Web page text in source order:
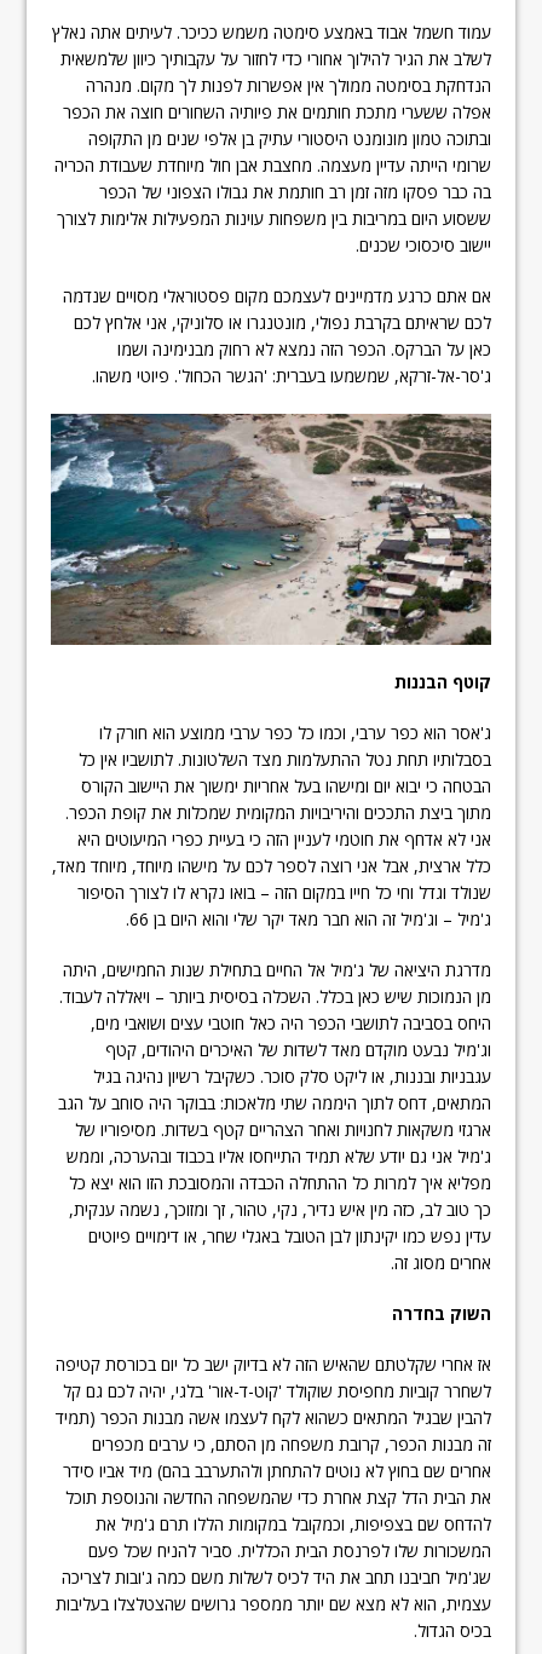
עמוד חשמל אבוד באמצע סימטה משמש ככיכר. לעיתים אתה נאלץ
לשלב את הגיר להילוך אחורי כדי לחזור על עקבותיך כיוון שלמשאית
הנדחקת בסימטה ממולך אין אפשרות לפנות לך מקום. מנהרה
אפלה ששערי מתכת חותמים את פיותיה השחורים חוצה את הכפר
ובתוכה טמון מונומנט היסטורי עתיק בן אלפי שנים מן התקופה
שרומי הייתה עדיין מעצמה. מחצבת אבן חול מיוחדת שעבודת הכריה
בה כבר פסקו מזה זמן רב חותמת את גבולו הצפוני של הכפר
ששסוע היום במריבות בין משפחות עוינות המפעילות אלימות לצורך
יישוב סיכסוכי שכנים.
אם אתם כרגע מדמיינים לעצמכם מקום פסטוראלי מסויים שנדמה
לכם שראיתם בקרבת נפולי, מונטנגרו או סלוניקי, אני אלחץ לכם
כאן על הברקס. הכפר הזה נמצא לא רחוק מבנימינה ושמו
ג'סר-אל-זרקא, שמשמעו בעברית: 'הגשר הכחול'. פיוטי משהו.
קוטף הבננות
ג'אסר הוא כפר ערבי, וכמו כל כפר ערבי ממוצע הוא חורק לו
בסבלותיו תחת נטל ההתעלמות מצד השלטונות. לתושביו אין כל
הבטחה כי יבוא יום ומישהו בעל אחריות ימשוך את היישוב הקורס
מתוך ביצת התככים והיריבויות המקומית שמכלות את קופת הכפר.
אני לא אדחף את חוטמי לעניין הזה כי בעיית כפרי המיעוטים היא
כלל ארצית, אבל אני רוצה לספר לכם על מישהו מיוחד, מיוחד מאד,
שנולד וגדל וחי כל חייו במקום הזה – בואו נקרא לו לצורך הסיפור
ג'מיל – וג'מיל זה הוא חבר מאד יקר שלי והוא היום בן 66.
מדרגת היציאה של ג'מיל אל החיים בתחילת שנות החמישים, היתה
מן הנמוכות שיש כאן בכלל. השכלה בסיסית ביותר – ויאללה לעבוד.
היחס בסביבה לתושבי הכפר היה כאל חוטבי עצים ושואבי מים,
וג'מיל נבעט מוקדם מאד לשדות של האיכרים היהודים, קטף
עגבניות ובננות, או ליקט סלק סוכר. כשקיבל רשיון נהיגה בגיל
המתאים, דחס לתוך היממה שתי מלאכות: בבוקר היה סוחב על הגב
ארגזי משקאות לחנויות ואחר הצהריים קטף בשדות. מסיפוריו של
ג'מיל אני גם יודע שלא תמיד התייחסו אליו בכבוד ובהערכה, וממש
מפליא איך למרות כל ההתחלה הכבדה והמסובכת הזו הוא יצא כל
כך טוב לב, כזה מין איש נדיר, נקי, טהור, זך ומזוכך, נשמה ענקית,
עדין נפש כמו יקינתון לבן הטובל באגלי שחר, או דימויים פיוטים
אחרים מסוג זה.
השוק בחדרה
אז אחרי שקלטתם שהאיש הזה לא בדיוק ישב כל יום בכורסת קטיפה
לשחרר קוביות מחפיסת שוקולד 'קוט-ד-אור' בלגי, יהיה לכם גם קל
להבין שבגיל המתאים כשהוא לקח לעצמו אשה מבנות הכפר (תמיד
זה מבנות הכפר, קרובת משפחה מן הסתם, כי ערבים מכפרים
אחרים שם בחוץ לא נוטים להתחתן ולהתערבב בהם) מיד אביו סידר
את הבית הדל קצת אחרת כדי שהמשפחה החדשה והנוספת תוכל
להדחס שם בצפיפות, וכמקובל במקומות הללו תרם ג'מיל את
המשכורות שלו לפרנסת הבית הכללית. סביר להניח שכל פעם
שג'מיל חביבנו תחב את היד לכיס לשלות משם כמה ג'ובות לצריכה
עצמית, הוא לא מצא שם יותר ממספר גרושים שהצטלצלו בעליבות
בכיס הגדול.